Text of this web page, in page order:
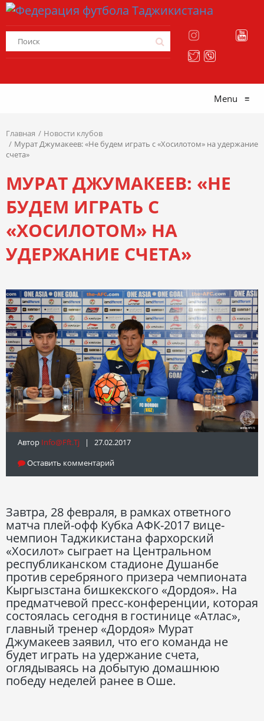
Menu ≡
Главная
Новости клубов
Мурат Джумакеев: «Не будем играть с «Хосилотом» на удержание
счета»
МУРАТ ДЖУМАКЕЕВ: «НЕ
БУДЕМ ИГРАТЬ С
«ХОСИЛОТОМ» НА
УДЕРЖАНИЕ СЧЕТА»
Автор Info@fft.tj | 27.02.2017
Оставить комментарий
Завтра, 28 февраля, в рамках ответного
матча плей-офф Кубка АФК-2017 вице-
чемпион Таджикистана фархорский
«Хосилот» сыграет на Центральном
республиканском стадионе Душанбе
против серебряного призера чемпионата
Кыргызстана бишкекского «Дордоя». На
предматчевой пресс-конференции, которая
состоялась сегодня в гостинице «Атлас»,
главный тренер «Дордоя» Мурат
Джумакеев заявил, что его команда не
будет играть на удержание счета,
оглядываясь на добытую домашнюю
победу неделей ранее в Оше.